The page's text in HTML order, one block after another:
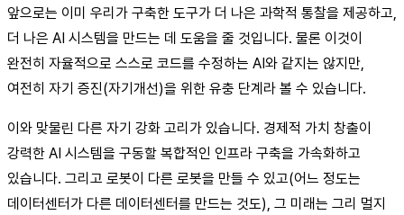
앞으로는 이미 우리가 구축한 도구가 더 나은 과학적 통찰을 제공하고,
더 나은 AI 시스템을 만드는 데 도움을 줄 것입니다. 물론 이것이
완전히 자율적으로 스스로 코드를 수정하는 AI와 같지는 않지만,
여전히 자기 증진(자기개선)을 위한 유충 단계라 볼 수 있습니다.
이와 맞물린 다른 자기 강화 고리가 있습니다. 경제적 가치 창출이
강력한 AI 시스템을 구동할 복합적인 인프라 구축을 가속화하고
있습니다. 그리고 로봇이 다른 로봇을 만들 수 있고(어느 정도는
데이터센터가 다른 데이터센터를 만드는 것도), 그 미래는 그리 멀지